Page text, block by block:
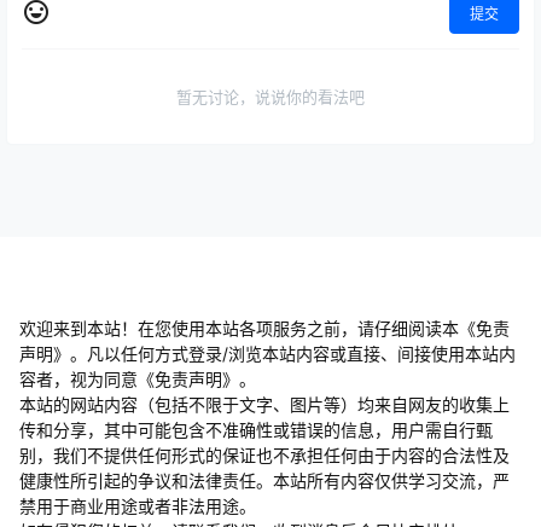
暂无讨论，说说你的看法吧
欢迎来到本站！在您使用本站各项服务之前，请仔细阅读本《免责
声明》。凡以任何方式登录/浏览本站内容或直接、间接使用本站内